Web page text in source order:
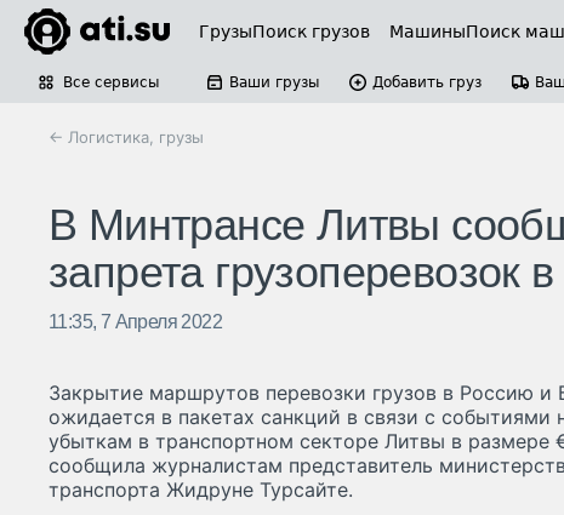
ГрузыПоиск грузов МашиныПоиск
Все сервисы Ваши грузы Добавить груз
← Логистика, грузы
В Минтрансе Литвы
запрета грузоперевозок
11:35, 7 Апреля 2022
Закрытие маршрутов перевозки грузов в Россию и
ожидается в пакетах санкций в связи с событиями
убыткам в транспортном секторе Литвы в размере
сообщила журналистам представитель
транспорта Жидруне Турсайте.